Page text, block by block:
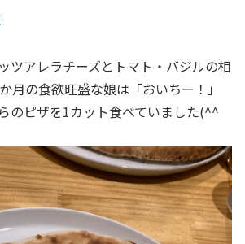
ツアレラチーズとトマト・バジルの相
月の食欲旺盛な娘は「おいちー！」
のピザを1カット食べていました(^^